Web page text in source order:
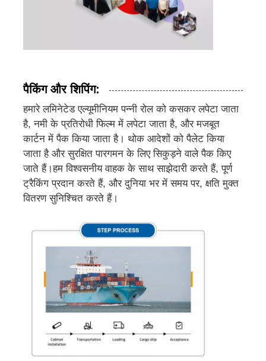
पैकिंग और शिपिंग:
हमारे लमिनेटेड एल्यूमीनियम पन्नी रोल को कसकर लपेटा जाता
है, नमी के प्रतिरोधी फिल्म में लपेटा जाता है, और मजबूत
कार्टन में पैक किया जाता है। थोक आदेशों को पैलेट किया
जाता है और सुरक्षित पारगमन के लिए सिकुड़ने वाले पैक किए
जाते हैं।हम विश्वसनीय वाहक के साथ साझेदारी करते हैं, पूर्ण
ट्रैकिंग प्रदान करते हैं, और दुनिया भर में समय पर, क्षति मुक्त
वितरण सुनिश्चित करते हैं।